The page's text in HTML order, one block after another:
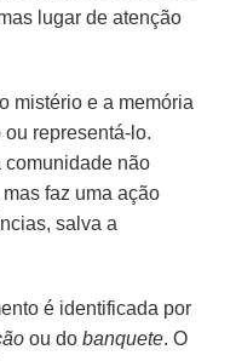
lugar de atenção
mistério e a memória
representá-lo.
comunidade não
faz uma ação
salva a
é identificada por
ou dobanquete. O